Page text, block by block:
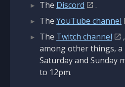
The Discord
.
The YouTube channel
The Twitch channel
among other things, a
Saturday and Sunday
to 12pm.